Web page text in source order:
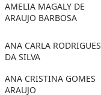
AMELIA MAGALY DE
ARAUJO BARBOSA
ANA CARLA RODRIGUES
DA SILVA
ANA CRISTINA GOMES
ARAUJO